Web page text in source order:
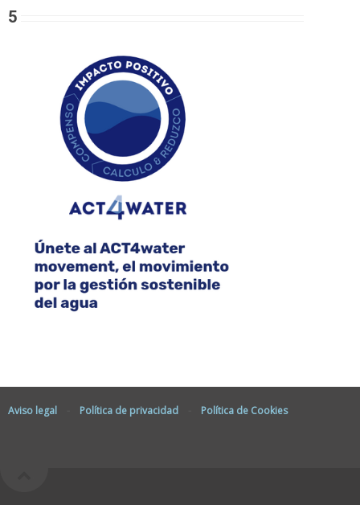
5
Aviso legal Política de privacidad Política de Cookies